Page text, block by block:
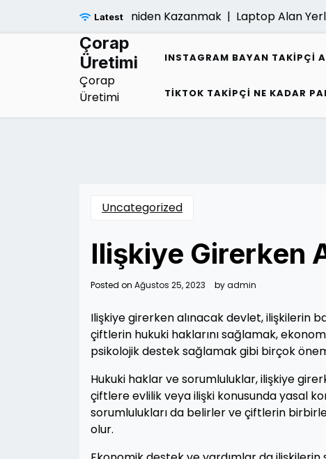
Latest
Sonrasi Umudu Yeniden Kazanmak |Laptop Alan Yerler
Çorap
Üretimi
Çorap
Üretimi
INSTAGRAM BAYAN TAKIPÇI
TIKTOK TAKIPÇI NE KADAR
Uncategorized
Ilişkiye Girerken
Posted on Ağustos 25, 2023 byadmin
Ilişkiye girerken alınacak devlet, ilişkilerin
çiftlerin hukuki haklarını sağlamak,
psikolojik destek sağlamak gibi birçok
Hukuki haklar ve sorumluluklar, ilişkiye
çiftlere evlilik veya ilişki konusunda yasal
sorumlulukları da belirler ve çiftlerin
olur.